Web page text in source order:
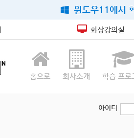
윈도우11에서
화상강의실
홈으로 회사소개 학습 프로
아이디